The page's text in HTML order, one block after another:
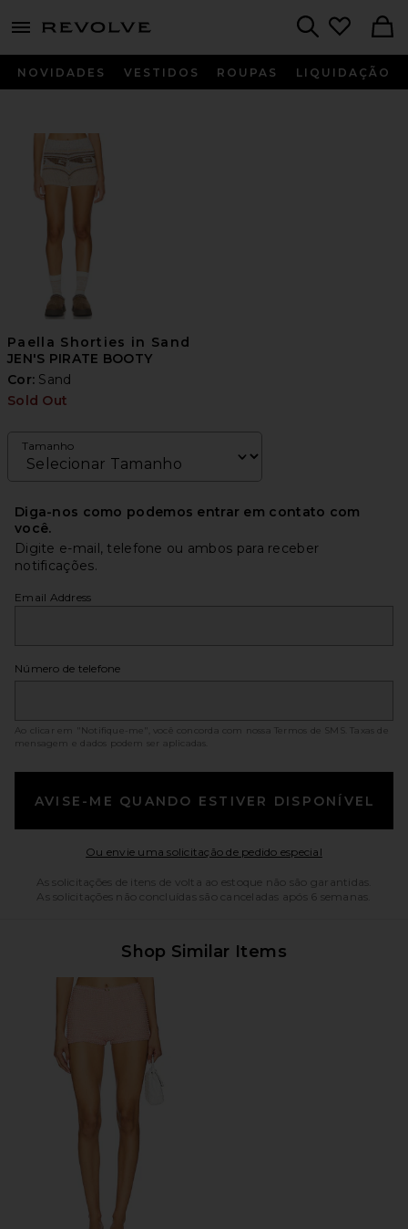
menu - shows more content
NOVIDADES VESTIDOS ROUPAS LIQUIDAÇÃO
Paella Shorties in Sand
JEN'S PIRATE BOOTY
Cor: Sand
Sold Out
Tamanho
Diga-nos como podemos entrar em contato com
você.
Digite e-mail, telefone ou ambos para receber
notificações.
Email Address
Número de telefone
Ao clicar em "Notifique-me", você concorda com nossa Termos de SMS
. Taxas de
mensagem e dados podem ser aplicadas.
AVISE-ME QUANDO ESTIVER DISPONÍVEL
Ou envie uma solicitação de pedido especialOpens in a
As solicitações de itens de volta ao estoque não são garantidas.
As solicitações não concluídas são canceladas após 6 semanas.
Shop Similar Items